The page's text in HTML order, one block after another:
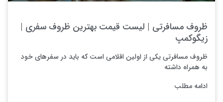
ظروف مسافرتی | لیست قیمت بهترین ظروف سفری |
زیگوکمپ
ظروف مسافرتی یکی از اولین اقلامی است که باید در سفرهای خود
به همراه داشته
ادامه مطلب